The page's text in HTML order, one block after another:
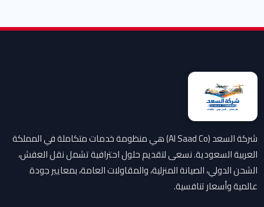
شركة السعد (Al Saad Co) هي منظومة خدمات متكاملة في المملكة
العربية السعودية. نسعى لتقديم حلول احترافية تشمل نقل العفش،
الشحن الدولي، الصيانة المنزلية، والمقاولات العامة، بمعايير جودة
عالمية وأسعار تنافسية.